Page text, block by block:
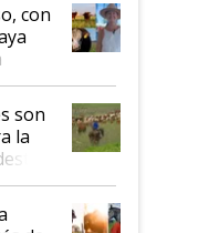
con
las
con
son
la
a 46